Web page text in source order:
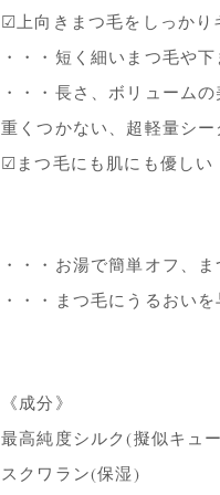
☑上向きまつ毛をしっかり
・・・短く細いまつ毛や
・・・長さ、ボリューム
重くつかない、超軽量シ
☑まつ毛にも肌にも優しい
・・・お湯で簡単オフ、
・・・まつ毛にうるおい
《成分》
最高純度シルク(擬似キュ
スクワラン(保湿)